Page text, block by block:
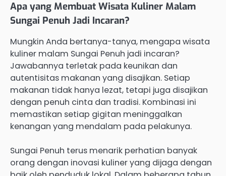
Apa yang Membuat Wisata Kuliner Malam
Sungai Penuh Jadi Incaran?
Mungkin Anda bertanya-tanya, mengapa wisata
kuliner malam Sungai Penuh jadi incaran?
Jawabannya terletak pada keunikan dan
autentisitas makanan yang disajikan. Setiap
makanan tidak hanya lezat, tetapi juga disajikan
dengan penuh cinta dan tradisi. Kombinasi ini
memastikan setiap gigitan meninggalkan
kenangan yang mendalam pada pelakunya.
Sungai Penuh terus menarik perhatian banyak
orang dengan inovasi kuliner yang dijaga dengan